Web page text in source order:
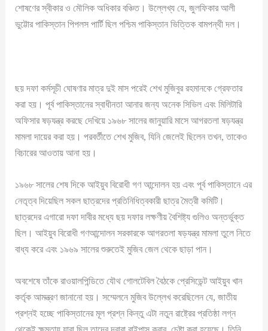
শোষণের স্বীকার ও মৌলিক অধিকার বঞ্চিত। উল্লেখ্য যে, জুলফিকার আলী
ভুট্টোর পাকিস্তান পিপলস পার্টি ছিল পশ্চিম পাকিস্তান ভিত্তিক বামপন্থী দল।
ছয় দফা কর্মসূচী ঘোষণার মাত্র দুই মাস পরেই শেখ মুজিবুর রহমানকে গ্রেফতার
করা হয়। পূর্ব পাকিস্তানের স্বাধীনতা আনার জন্য অনেক সিভিল এবং মিলিটারি
অফিসার ষড়যন্ত্র করছে দেখিয়ে ১৯৬৮ সালের জানুয়ারি মাসে আগরতলা ষড়যন্ত্র
মামলা দায়ের করা হয়। পরবর্তীতে শেখ মুজিব, যিনি জেলেই ছিলেন তখন, তাকেও
বিচারের আওতায় আনা হয়।
১৯৬৮ সালের শেষ দিকে আইয়ুব বিরোধী গণ আন্দোলন হয় এবং পূর্ব পাকিস্তানে এর
নেতৃত্ব দিয়েছিল সকল ছাত্রদের প্রতিনিধিত্বকারী ছাত্র মৈত্রী কমিটি।
ছাত্রদের এগারো দফা দাবীর মধ্যে ছয় দফার লক্ষণীয় বৈশিষ্ট্য গুলিও অন্তর্ভুক্ত
ছিল। আইয়ুব বিরোধী গণআন্দোলন সরকারকে আগরতলা ষড়যন্ত্র মামলা তুলে নিতে
বাধ্য করে এবং ১৯৬৯ সালের শুরুতেই মুজিব জেল থেকে ছাড়া পান।
অবশেষে তাঁকে রাওয়ালপিন্ডিতে যৌথ গোলটেবিল বৈঠকে প্রেসিডেন্ট আইয়ুব খান
কর্তৃক আমন্ত্রণ জানানো হয়। সম্মেলনে মুজিব উল্লেখ করেছিলেন যে, জাতীয়
প্রশ্নই হচ্ছে পাকিস্তানের মূল প্রশ্ন কিন্তু এটা নতুন রাষ্ট্রের প্রতিষ্ঠা লগ্ন